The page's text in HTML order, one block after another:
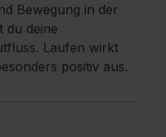
Bewegung in der
du deine
Laufen wirkt
positiv aus.